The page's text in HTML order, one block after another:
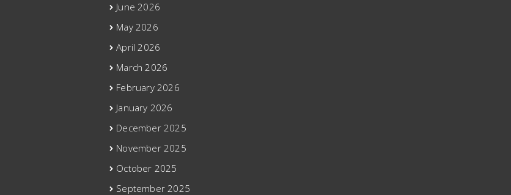
June 2026
May 2026
April 2026
March 2026
February 2026
January 2026
December 2025
November 2025
October 2025
September 2025